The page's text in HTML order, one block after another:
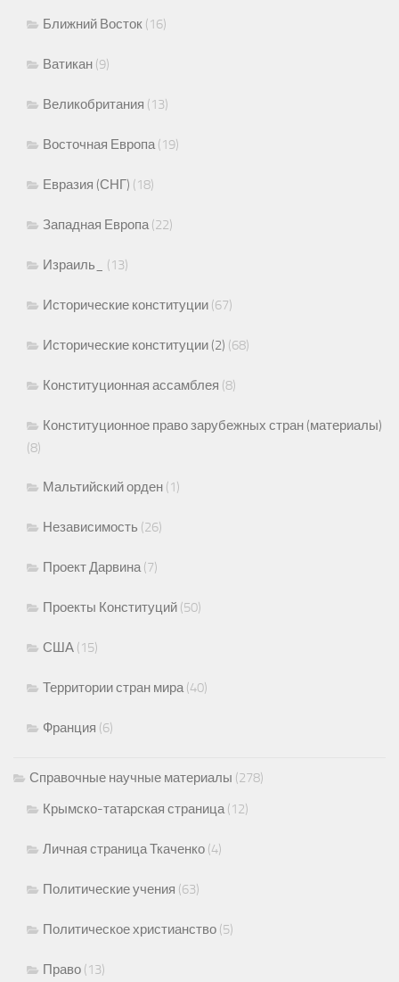
Ближний Восток (16)
Ватикан (9)
Великобритания (13)
Восточная Европа(19)
Евразия (СНГ) (18)
Западная Европа(22)
Израиль_ (13)
Исторические конституции (67)
Исторические конституции (2) (68)
Конституционная ассамблея (8)
Конституционное право зарубежных стран (материалы)
(8)
Мальтийский орден (1)
Независимость (26)
Проект Дарвина(7)
Проекты Конституций (50)
США (15)
Территории стран мира(40)
Франция (6)
Справочные научные материалы (278)
Крымско-татарская страница(12)
Личная страница Ткаченко (4)
Политические учения (63)
Политическое христианство (5)
Право (13)